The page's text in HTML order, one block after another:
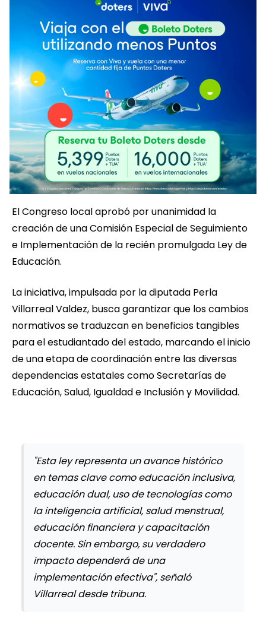
El Congreso local aprobó por unanimidad la
creación de una Comisión Especial de Seguimiento
e Implementación de la recién promulgada Ley de
Educación.
La iniciativa, impulsada por la diputada Perla
Villarreal Valdez, busca garantizar que los cambios
normativos se traduzcan en beneficios tangibles
para el estudiantado del estado, marcando el inicio
de una etapa de coordinación entre las diversas
dependencias estatales como Secretarías de
Educación, Salud, Igualdad e Inclusión y Movilidad.
"Esta ley representa un avance histórico
en temas clave como educación inclusiva,
educación dual, uso de tecnologías como
la inteligencia artificial, salud menstrual,
educación financiera y capacitación
docente. Sin embargo, su verdadero
impacto dependerá de una
implementación efectiva", señaló
Villarreal desde tribuna.